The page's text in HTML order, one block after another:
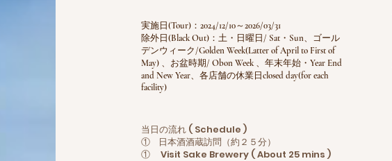
実施日(Tour)：2024/12/10～2026/03/31
除外日(Black Out)：土・日曜日/ Sat・Sun、ゴール
デンウィーク/Golden Week(Latter of April to First of
May) 、お盆時期/ Obon Week 、年末年始・Year End
and New Year、各店舗の休業日closed day(for each
facility)
当日の流れ ( Schedule )
① 日本酒酒蔵訪問（約２５分）
① Visit Sake Brewery ( About 25 mins )